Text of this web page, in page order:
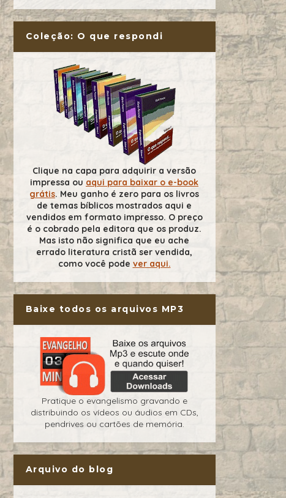
Coleção: O que respondi
Clique na capa para adquirir a versão
impressa ou aqui para baixar o e-book
grátis. Meu ganho é zero para os livros
de temas bíblicos mostrados aqui e
vendidos em formato impresso. O preço
é o cobrado pela editora que os produz.
Mas isto não significa que eu ache
errado literatura cristã ser vendida,
como você pode ver aqui.
Baixe todos os arquivos MP3
Pratique o evangelismo gravando e
distribuindo os vídeos ou áudios em CDs,
pendrives ou cartões de memória.
Arquivo do blog